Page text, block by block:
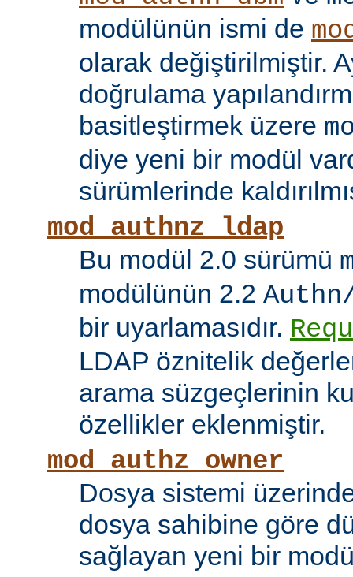
modülünün ismi de
olarak değiştirilmiştir.
doğrulama
basitleştirmek üzere
diye yeni bir modül
sürümlerinde
mod_authnz_ldap
Bu modül 2.0 sürümü
modülünün 2.2
bir uyarlamasıdır.
LDAP öznitelik
arama süzgeçlerinin
özellikler eklenmiştir.
mod_authz_owner
Dosya sistemi
dosya sahibine göre
sağlayan yeni bir